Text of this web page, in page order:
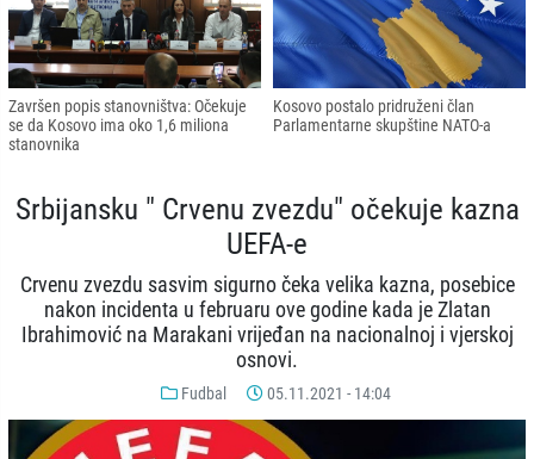
Završen popis stanovništva: Očekuje
se da Kosovo ima oko 1,6 miliona
stanovnika
Kosovo postalo pridruženi član
Parlamentarne skupštine NATO-a
Srbijansku " Crvenu zvezdu" očekuje kazna
UEFA-e
Crvenu zvezdu sasvim sigurno čeka velika kazna, posebice
nakon incidenta u februaru ove godine kada je Zlatan
Ibrahimović na Marakani vrijeđan na nacionalnoj i vjerskoj
osnovi.
Fudbal 05.11.2021 - 14:04